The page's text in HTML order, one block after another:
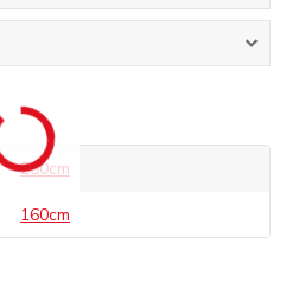
250cm
160cm